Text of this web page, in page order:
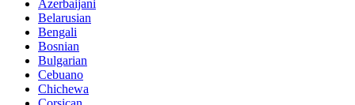
Azerbaijani
Belarusian
Bengali
Bosnian
Bulgarian
Cebuano
Chichewa